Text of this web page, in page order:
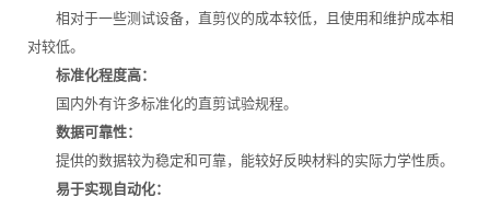
相对于一些测试设备，直剪仪的成本较低，且使用和维护成本相
对较低。
标准化程度高：
国内外有许多标准化的直剪试验规程。
数据可靠性：
提供的数据较为稳定和可靠，能较好反映材料的实际力学性质。
易于实现自动化：